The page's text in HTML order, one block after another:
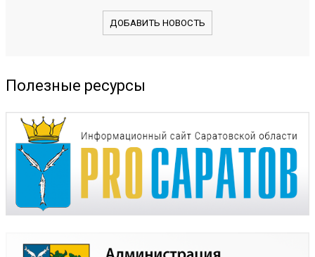
ДОБАВИТЬ НОВОСТЬ
Полезные ресурсы